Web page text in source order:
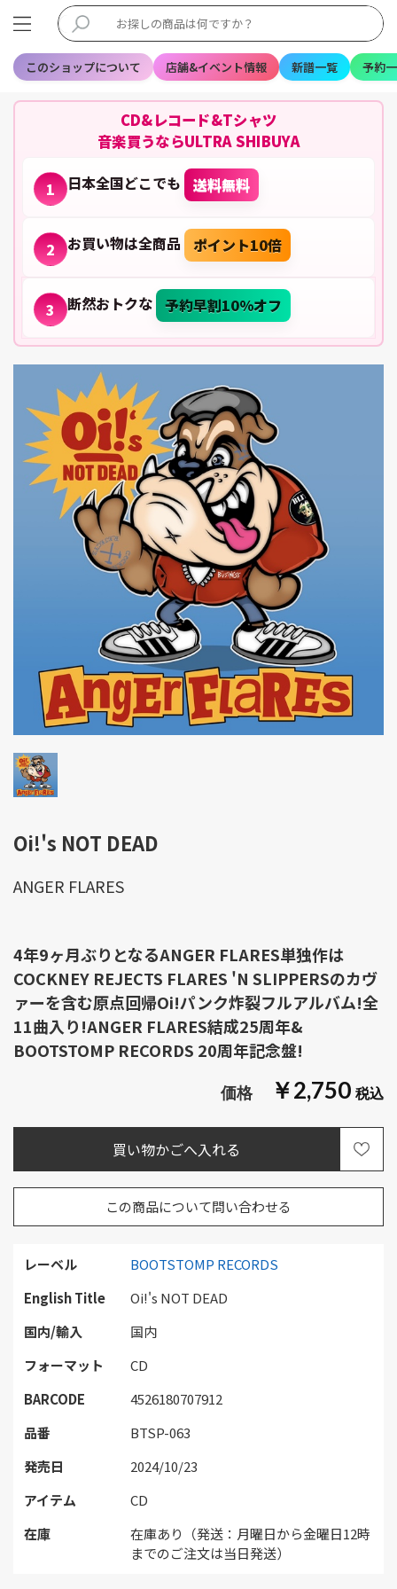
このショップについて 店舗&イベント情報 新譜一覧 予約
CD&レコード&Tシャツ
音楽買うならULTRA SHIBUYA
1 日本全国どこでも 送料無料
2 お買い物は全商品 ポイント10倍
3 断然おトクな 予約早割10%オフ
Oi!'s NOT DEAD
￥2,750
レーベル
BOOTSTOMP RECORDS
English Title
Oi!'s NOT DEAD
国内/輸入
国内
フォーマット
CD
BARCODE
4526180707912
品番
BTSP-063
発売日
2024/10/23
アイテム
CD
在庫
在庫あり（発送：月曜日から金曜日12時
までのご注文は当日発送）
この商品について問い合わせる
ANGER FLARES
4年9ヶ月ぶりとなるANGER FLARES単独作は
COCKNEY REJECTS FLARES 'N SLIPPERSのカヴ
ァーを含む原点回帰Oi!パンク炸裂フルアルバム!全
11曲入り!ANGER FLARES結成25周年&
BOOTSTOMP RECORDS 20周年記念盤!